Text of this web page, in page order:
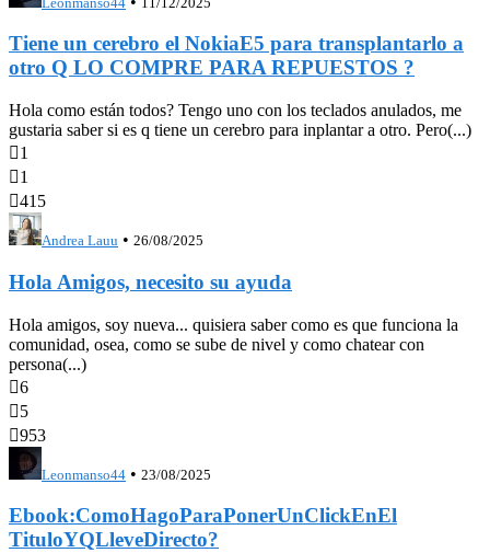
Tiene un cerebro el NokiaE5 para transplantarlo a
otro Q LO COMPRE PARA REPUESTOS ?
Hola como están todos? Tengo uno con los teclados anulados, me
gustaria saber si es q tiene un cerebro para inplantar a otro. Pero(...)
1
1
415
Andrea Lauu • 26/08/2025
Hola Amigos, necesito su ayuda
Hola amigos, soy nueva... quisiera saber como es que funciona la
comunidad, osea, como se sube de nivel y como chatear con
persona(...)
6
5
953
Leonmanso44 • 23/08/2025
Ebook:ComoHagoParaPonerUnClickEnEl
TituloYQLleveDirecto?